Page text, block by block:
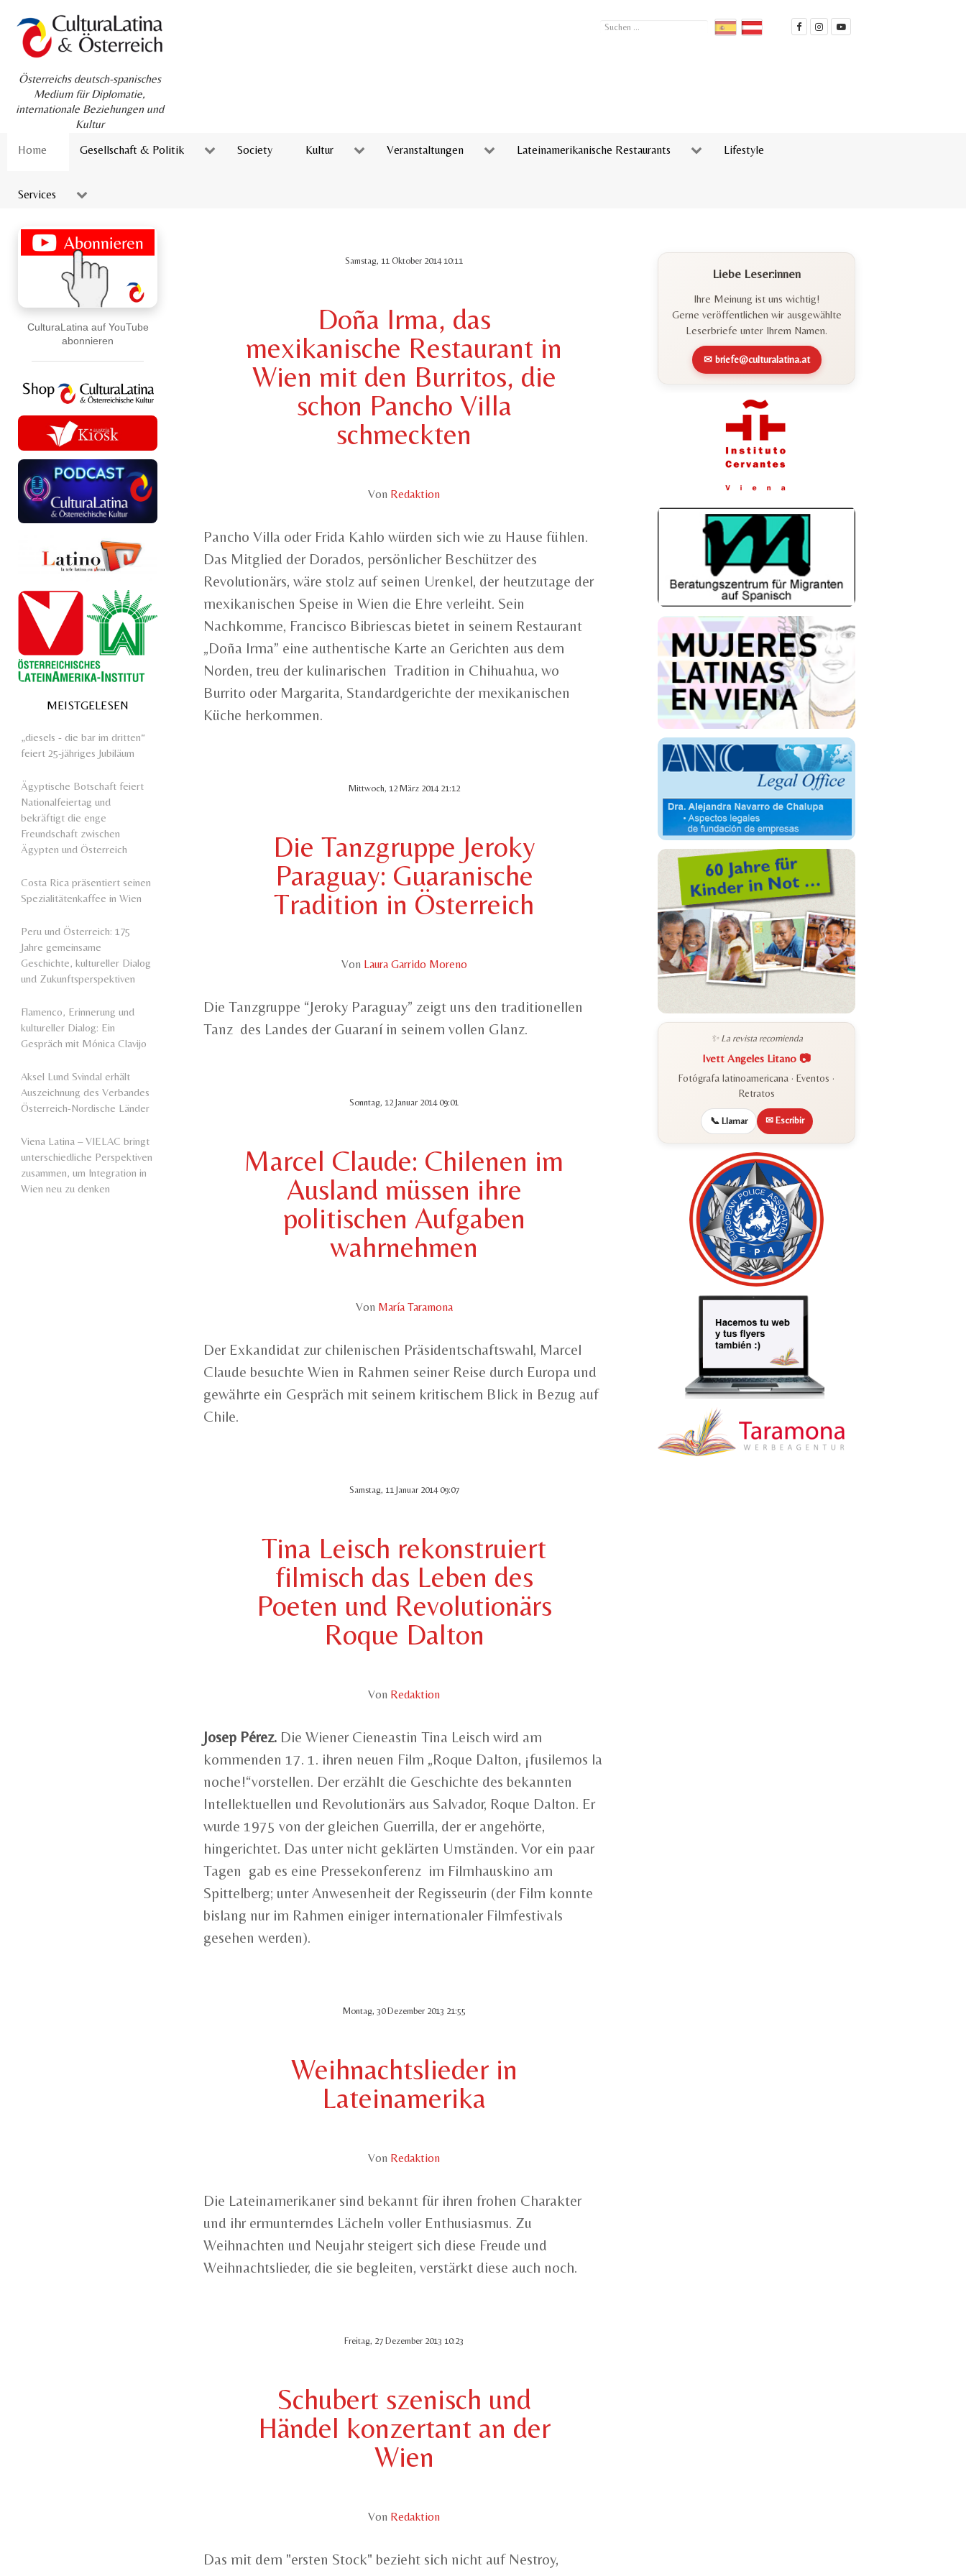
Österreichs deutsch-spanisches
Medium für Diplomatie,
internationale Beziehungen und
Kultur
Suchen
Home Gesellschaft & Politik Society Kultur Veranstaltungen Lateinamerikanische Restaurants Lifestyle
Services
CulturaLatina auf YouTube
abonnieren
MEISTGELESEN
„diesels - die bar im dritten“
feiert 25-jähriges Jubiläum
Ägyptische Botschaft feiert
Nationalfeiertag und
bekräftigt die enge
Freundschaft zwischen
Ägypten und Österreich
Costa Rica präsentiert seinen
Spezialitätenkaffee in Wien
Peru und Österreich: 175
Jahre gemeinsame
Geschichte, kultureller Dialog
und Zukunftsperspektiven
Flamenco, Erinnerung und
kultureller Dialog: Ein
Gespräch mit Mónica Clavijo
Aksel Lund Svindal erhält
Auszeichnung des Verbandes
Österreich-Nordische Länder
Viena Latina – VIELAC bringt
unterschiedliche Perspektiven
zusammen, um Integration in
Wien neu zu denken
Samstag, 11 Oktober 2014 10:11
Doña Irma, das
mexikanische Restaurant in
Wien mit den Burritos, die
schon Pancho Villa
schmeckten
Von Redaktion
Pancho Villa oder Frida Kahlo würden sich wie zu Hause fühlen.
Das Mitglied der Dorados, persönlicher Beschützer des
Revolutionärs, wäre stolz auf seinen Urenkel, der heutzutage der
mexikanischen Speise in Wien die Ehre verleiht. Sein
Nachkomme, Francisco Bibriescas bietet in seinem Restaurant
„Doña Irma” eine authentische Karte an Gerichten aus dem
Norden, treu der kulinarischen Tradition in Chihuahua, wo
Burrito oder Margarita, Standardgerichte der mexikanischen
Küche herkommen.
Mittwoch, 12 März 2014 21:12
Die Tanzgruppe Jeroky
Paraguay: Guaranische
Tradition in Österreich
Von Laura Garrido Moreno
Die Tanzgruppe “Jeroky Paraguay” zeigt uns den traditionellen
Tanz des Landes der Guaraní in seinem vollen Glanz.
Sonntag, 12 Januar 2014 09:01
Marcel Claude: Chilenen im
Ausland müssen ihre
politischen Aufgaben
wahrnehmen
Von María Taramona
Der Exkandidat zur chilenischen Präsidentschaftswahl, Marcel
Claude besuchte Wien in Rahmen seiner Reise durch Europa und
gewährte ein Gespräch mit seinem kritischem Blick in Bezug auf
Chile.
Samstag, 11 Januar 2014 09:07
Tina Leisch rekonstruiert
filmisch das Leben des
Poeten und Revolutionärs
Roque Dalton
Von Redaktion
Josep Pérez. Die Wiener Cieneastin Tina Leisch wird am
kommenden 17. 1. ihren neuen Film „Roque Dalton, ¡fusilemos la
noche!“vorstellen. Der erzählt die Geschichte des bekannten
Intellektuellen und Revolutionärs aus Salvador, Roque Dalton. Er
wurde 1975 von der gleichen Guerrilla, der er angehörte,
hingerichtet. Das unter nicht geklärten Umständen. Vor ein paar
Tagen gab es eine Pressekonferenz im Filmhauskino am
Spittelberg; unter Anwesenheit der Regisseurin (der Film konnte
bislang nur im Rahmen einiger internationaler Filmfestivals
gesehen werden).
Montag, 30 Dezember 2013 21:55
Weihnachtslieder in
Lateinamerika
Von Redaktion
Die Lateinamerikaner sind bekannt für ihren frohen Charakter
und ihr ermunterndes Lächeln voller Enthusiasmus. Zu
Weihnachten und Neujahr steigert sich diese Freude und
Weihnachtslieder, die sie begleiten, verstärkt diese auch noch.
Freitag, 27 Dezember 2013 10:23
Schubert szenisch und
Händel konzertant an der
Wien
Von Redaktion
Das mit dem "ersten Stock" bezieht sich nicht auf Nestroy,
Liebe Leser:innen
Ihre Meinung ist uns wichtig!
Gerne veröffentlichen wir ausgewählte
Leserbriefe unter Ihrem Namen.
✉ briefe@culturalatina.at
✨ La revista recomienda
Ivett Angeles Litano 📷
Fotógrafa latinoamericana · Eventos ·
Retratos
📞 Llamar ✉ Escribir